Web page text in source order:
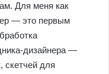
Для меня как
— это первым
дизайнера —
скетчей для